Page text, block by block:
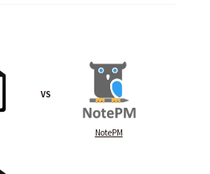
VS
NotePM